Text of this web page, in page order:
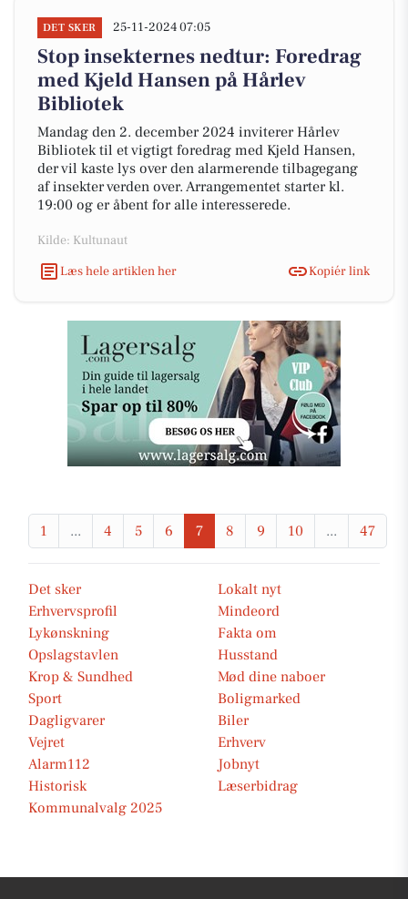
DET SKER 25-11-2024 07:05
Stop insekternes nedtur: Foredrag
med Kjeld Hansen på Hårlev
Bibliotek
Mandag den 2. december 2024 inviterer Hårlev
Bibliotek til et vigtigt foredrag med Kjeld Hansen,
der vil kaste lys over den alarmerende tilbagegang
af insekter verden over. Arrangementet starter kl.
19:00 og er åbent for alle interesserede.
Kilde: Kultunaut
Læs hele artiklen her
Kopiér link
1 ... 4 5 6 7 8 9 10 ... 47
Det sker
Lokalt nyt
Erhvervsprofil
Mindeord
Lykønskning
Fakta om
Opslagstavlen
Husstand
Krop & Sundhed
Mød dine naboer
Sport
Boligmarked
Dagligvarer
Biler
Vejret
Erhverv
Alarm112
Jobnyt
Historisk
Læserbidrag
Kommunalvalg 2025